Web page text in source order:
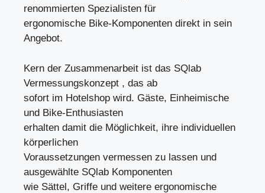
renommierten Spezialisten für
ergonomische Bike-Komponenten direkt in sein
Angebot.
Kern der Zusammenarbeit ist das SQlab
Vermessungskonzept , das ab
sofort im Hotelshop wird. Gäste, Einheimische
und Bike-Enthusiasten
erhalten damit die Möglichkeit, ihre individuellen
körperlichen
Voraussetzungen vermessen zu lassen und
ausgewählte SQlab Komponenten
wie Sättel, Griffe und weitere ergonomische